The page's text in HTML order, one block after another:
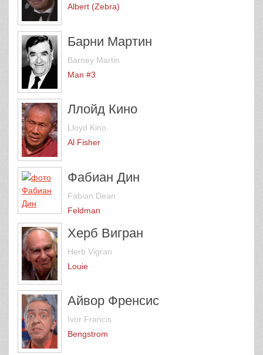
Albert (Zebra)
Барни Мартин
Barney Martin
Man #3
Ллойд Кино
Lloyd Kino
Al Fisher
Фабиан Дин
Fabian Dean
Feldman
Херб Вигран
Herb Vigran
Louie
Айвор Френсис
Ivor Francis
Bengstrom